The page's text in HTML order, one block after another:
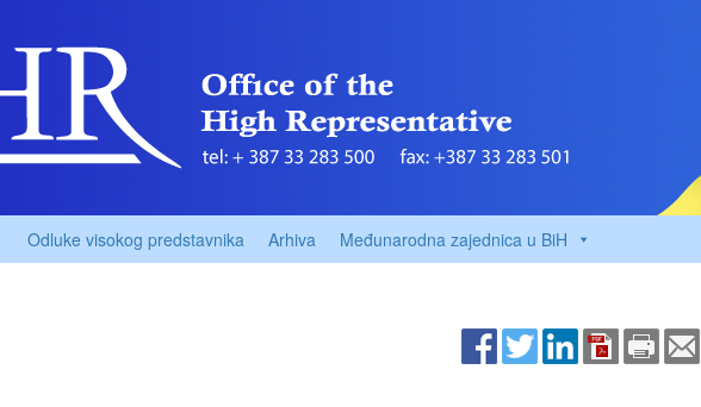
Odluke visokog predstavnika Arhiva Međunarodna zajednica u BiH